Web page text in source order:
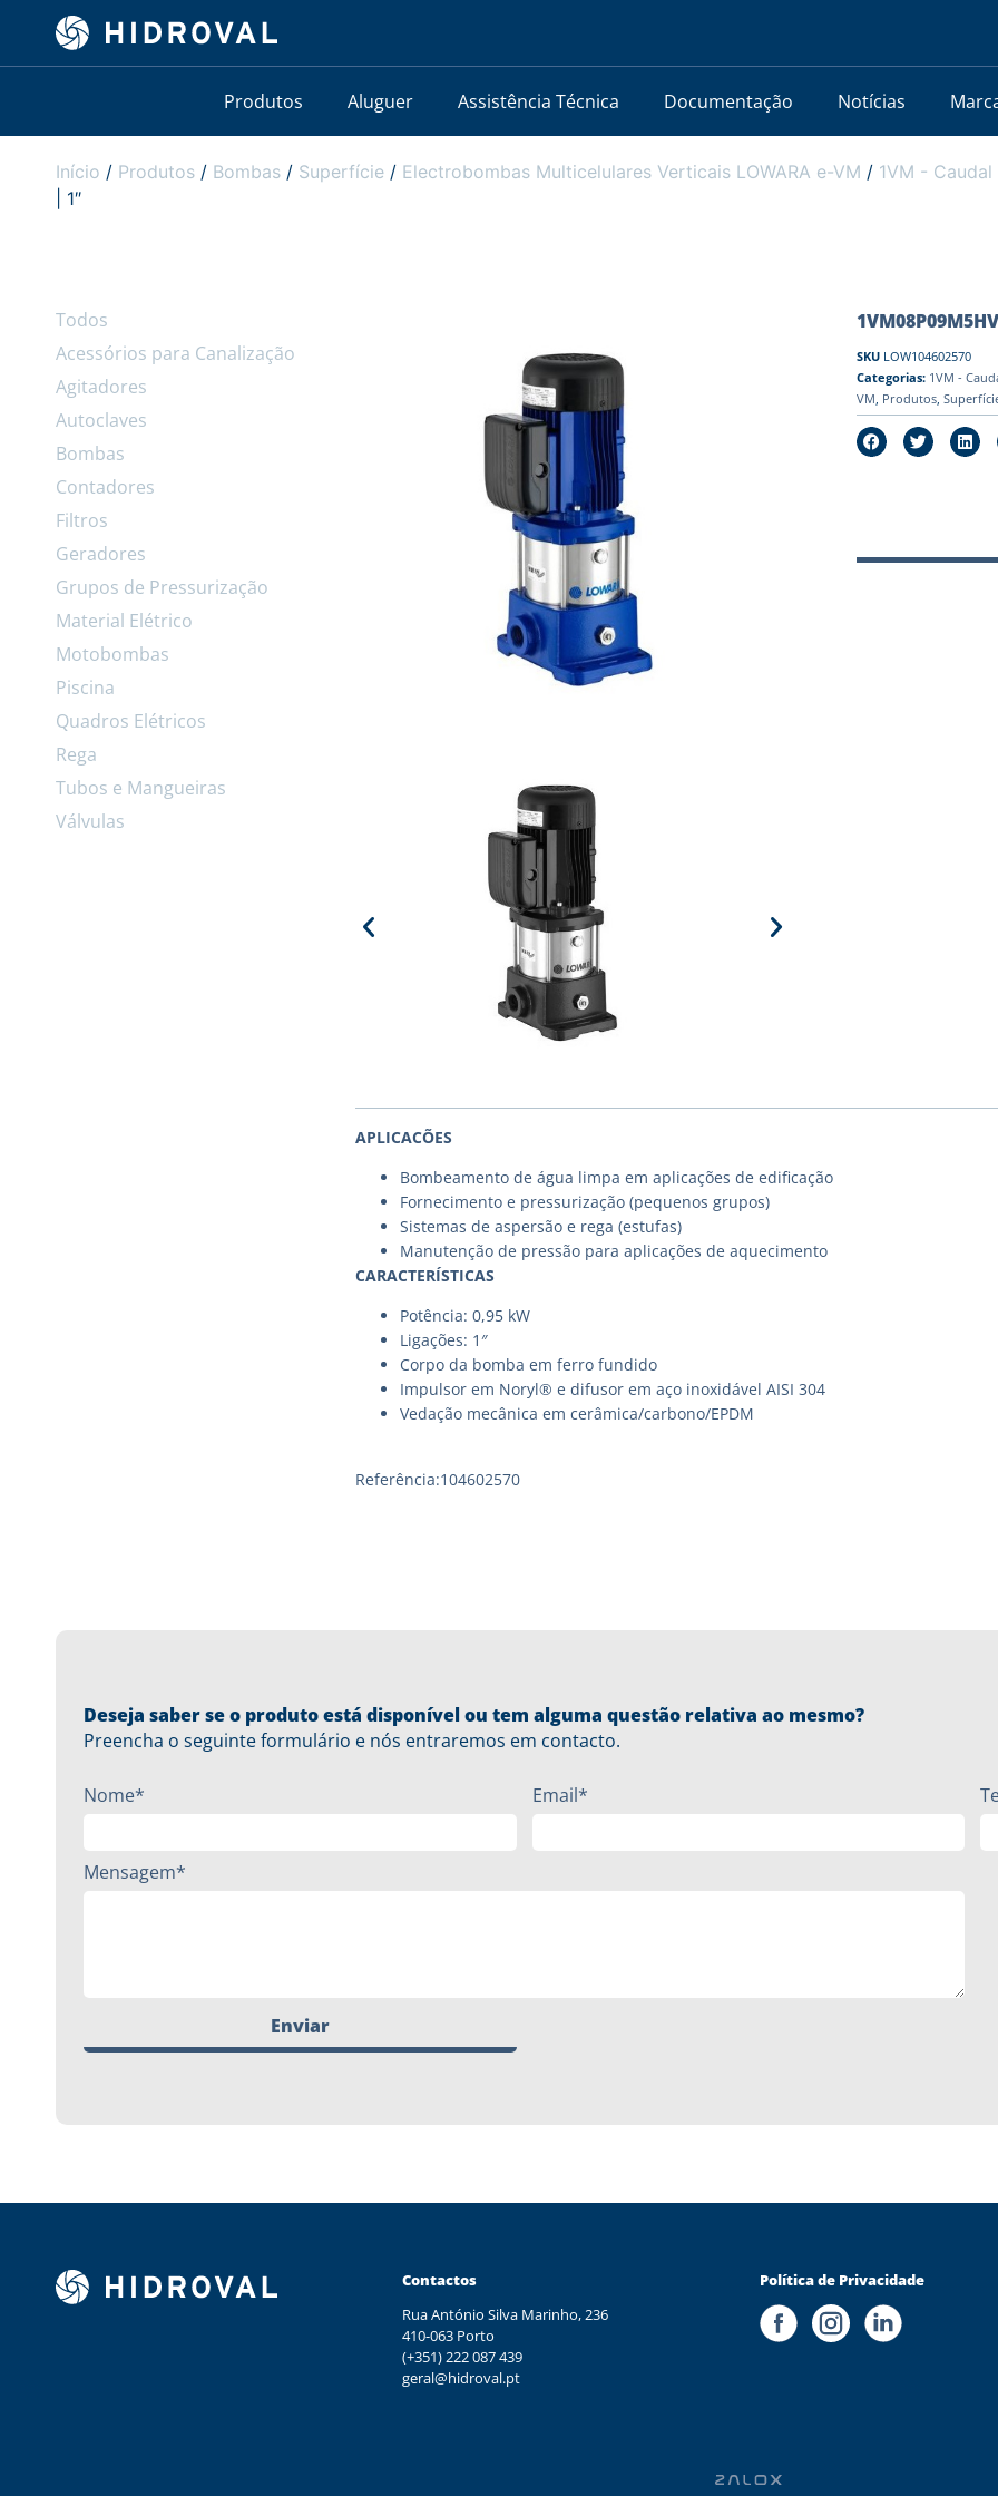
Produtos Aluguer Assistência Técnica Documentação Notícias
Início / Produtos / Bombas / Superfície / Electrobombas Multicelulares Verticais LOWARA e-VM / 1VM -
| 1″
Todos
Acessórios para Canalização
Agitadores
Autoclaves
Bombas
Contadores
Filtros
Geradores
Grupos de Pressurização
Material Elétrico
Motobombas
Piscina
Quadros Elétricos
Rega
Tubos e Mangueiras
Válvulas
SKU LOW104602570
Categorias: 1VM -
VM Produtos,
APLICACÕES
Bombeamento de água limpa em aplicações de edificação
Fornecimento e pressurização (pequenos grupos)
Sistemas de aspersão e rega (estufas)
Manutenção de pressão para aplicações de aquecimento
CARACTERÍSTICAS
Potência: 0,95 kW
Ligações: 1″
Corpo da bomba em ferro fundido
Impulsor em Noryl® e difusor em aço inoxidável AISI 304
Vedação mecânica em cerâmica/carbono/EPDM
Referência:104602570
Deseja saber se o produto está disponível ou tem alguma questão relativa ao mesmo?
Preencha o seguinte formulário e nós entraremos em contacto.
Nome* Email*
Mensagem*
Enviar
Contactos
Rua António Silva Marinho, 236
410-063 Porto
(+351) 222 087 439
geral@hidroval.pt
Política de Privacidade